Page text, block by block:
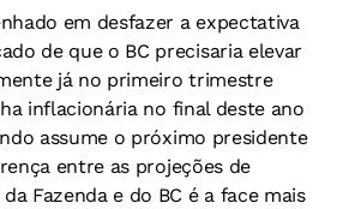
em desfazer a expectativa
de que o BC precisaria elevar
já no primeiro trimestre
inflacionária no final deste ano
assume o próximo presidente
entre as projeções de
Fazenda e do BC é a face mais